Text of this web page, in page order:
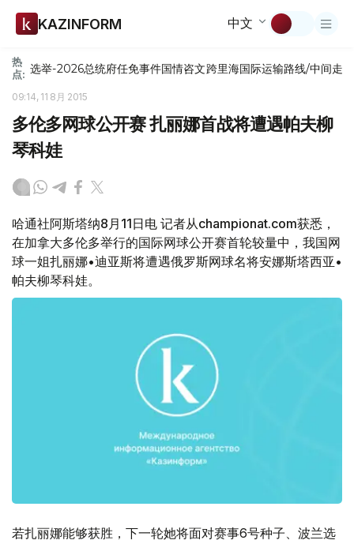
KAZINFORM 中文
热
点: 选举-2026总统府任免事件国情咨文跨里海国际运输路线/中间走廊
09:14, 11 8月 2015
多伦多网球公开赛 扎丽娜首战将遭遇帕夫柳
琴科娃
哈通社阿斯塔纳8月11日电 记者从championat.com获悉，
在加拿大多伦多举行的国际网球公开赛首轮较量中，我国网
球一姐扎丽娜•迪亚斯将遭遇俄罗斯网球名将安娜斯塔西亚•
帕夫柳琴科娃。
若扎丽娜能够获胜，下一轮她将面对赛事6号种子、波兰选